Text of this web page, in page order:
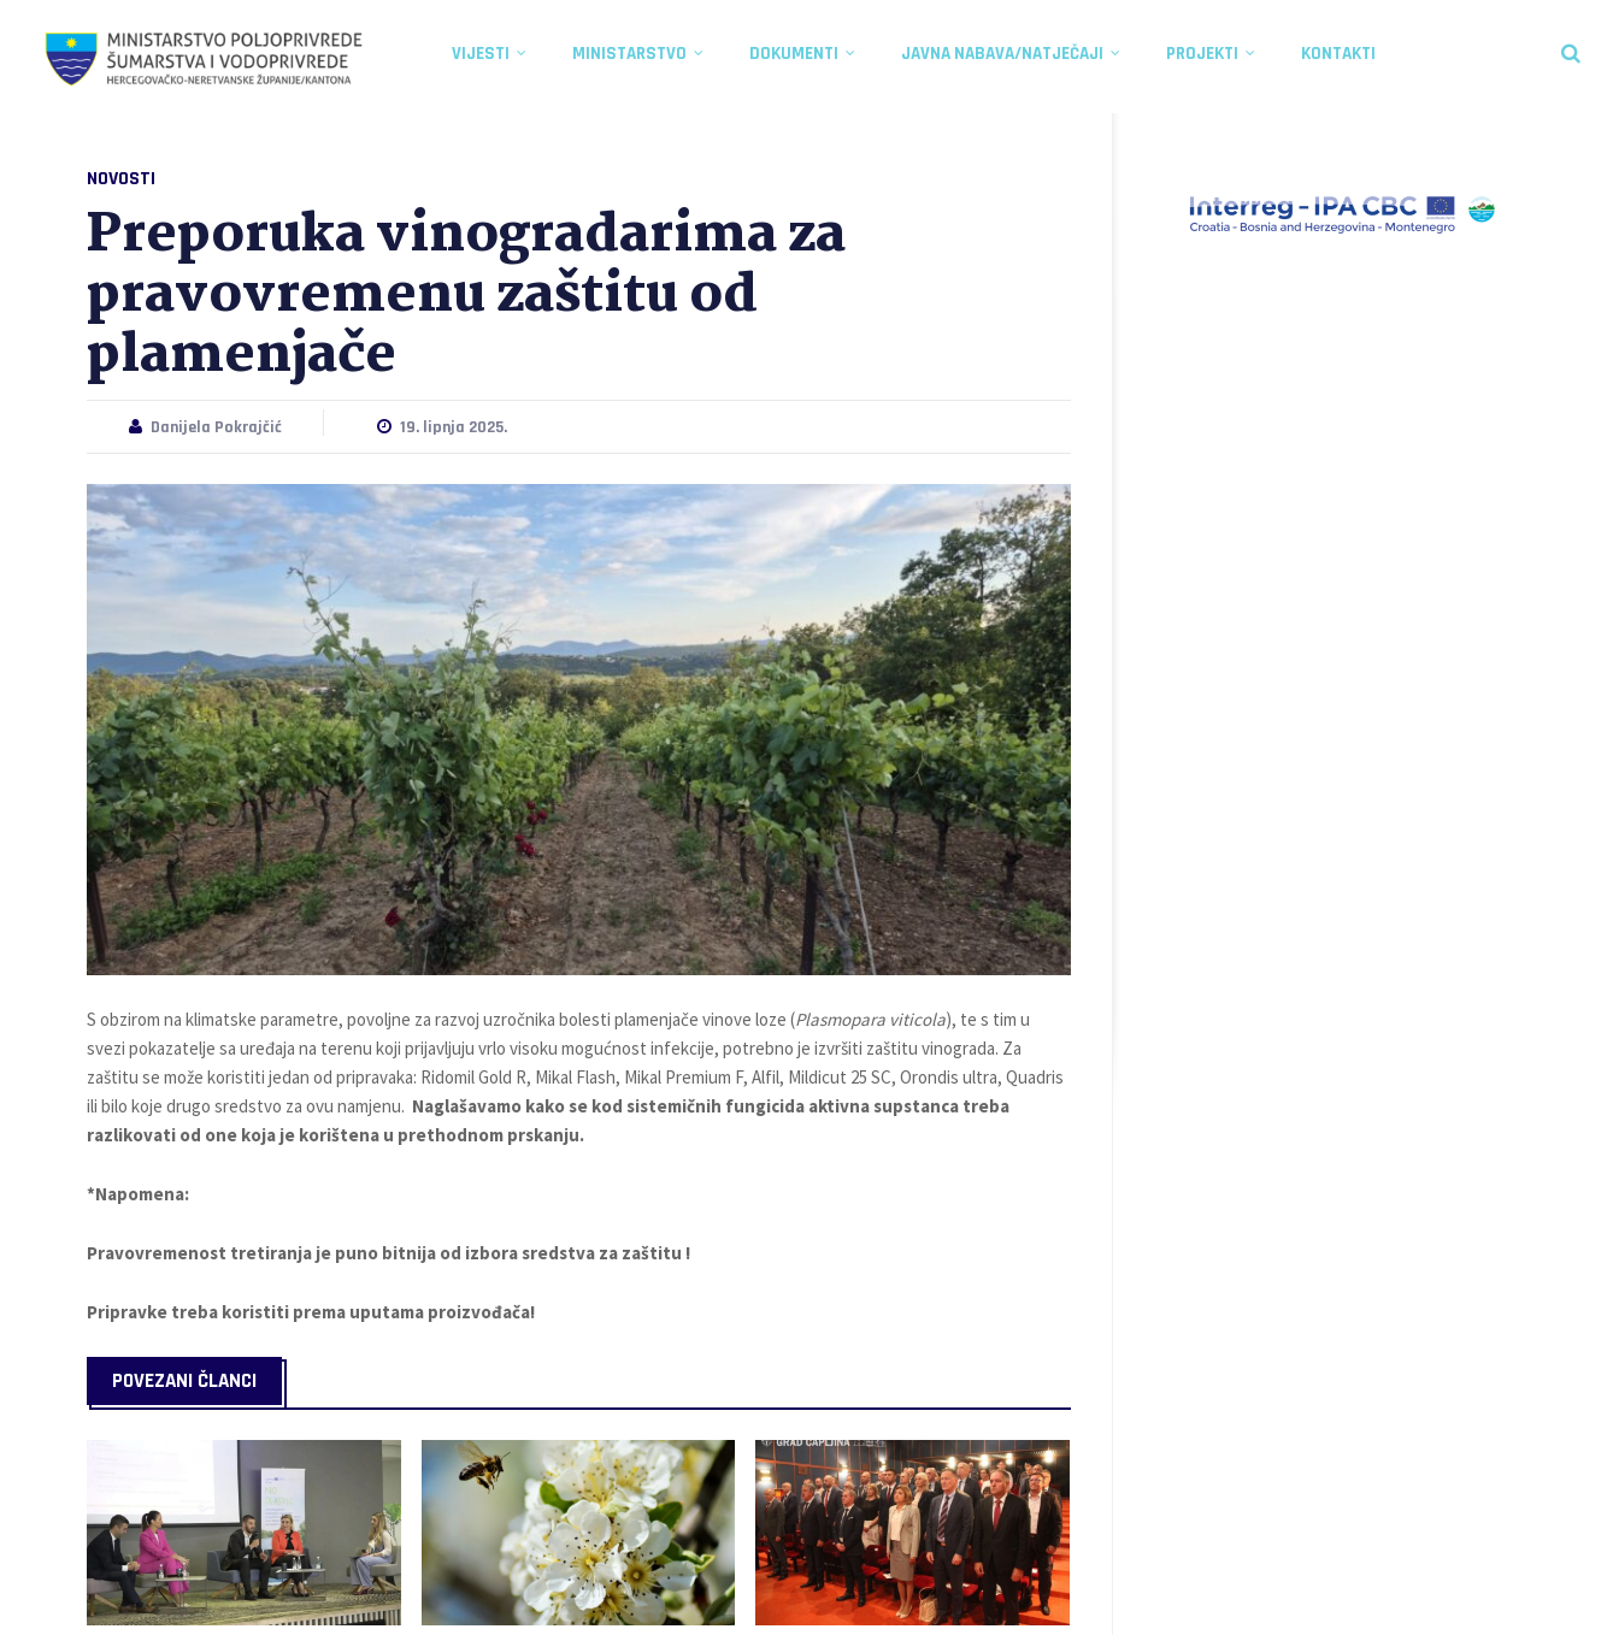
VIJESTI MINISTARSTVO DOKUMENTI JAVNA NABAVA/NATJEČAJI PROJEKTI KONTAKTI
NOVOSTI
Preporuka vinogradarima za
pravovremenu zaštitu od
plamenjače
Danijela Pokrajčić 19. lipnja 2025.
S obzirom na klimatske parametre, povoljne za razvoj uzročnika bolesti plamenjače vinove loze (Plasmopara viticola), te s tim u
svezi pokazatelje sa uređaja na terenu koji prijavljuju vrlo visoku mogućnost infekcije, potrebno je izvršiti zaštitu vinograda. Za
zaštitu se može koristiti jedan od pripravaka: Ridomil Gold R, Mikal Flash, Mikal Premium F, Alfil, Mildicut 25 SC, Orondis ultra, Quadris
ili bilo koje drugo sredstvo za ovu namjenu. Naglašavamo kako se kod sistemičnih fungicida aktivna supstanca treba
razlikovati od one koja je korištena u prethodnom prskanju.
*Napomena:
Pravovremenost tretiranja je puno bitnija od izbora sredstva za zaštitu !
Pripravke treba koristiti prema uputama proizvođača!
POVEZANI ČLANCI